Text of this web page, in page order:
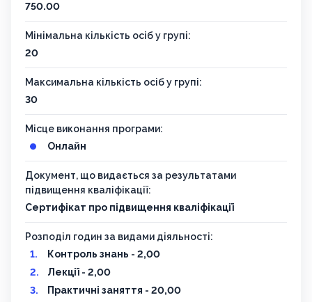
750.00
Мінімальна кількість осіб у групі:
20
Максимальна кількість осіб у групі:
30
Місце виконання програми:
Онлайн
Документ, що видається за результатами
підвищення кваліфікації:
Сертифікат про підвищення кваліфікації
Розподіл годин за видами діяльності:
Контроль знань - 2,00
Лекції - 2,00
Практичні заняття - 20,00